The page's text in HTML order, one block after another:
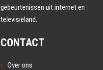
gebeurtenissen uit internet en
televisieland.
CONTACT
Over ons